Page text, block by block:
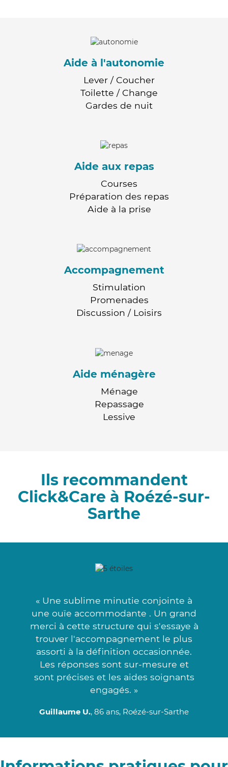
Aide à l'autonomie
Lever / Coucher
Toilette / Change
Gardes de nuit
Aide aux repas
Courses
Préparation des repas
Aide à la prise
Accompagnement
Stimulation
Promenades
Discussion / Loisirs
Aide ménagère
Ménage
Repassage
Lessive
Ils recommandent
Click&Care à Roézé-sur-
Sarthe
« Une sublime minutie conjointe à
une ouïe accommodante . Un grand
merci à cette structure qui s'essaye à
trouver l'accompagnement le plus
assorti à la définition occasionnée.
Les réponses sont sur-mesure et
sont précises et les aides soignants
engagés. »
Guillaume U., 86 ans, Roézé-sur-Sarthe